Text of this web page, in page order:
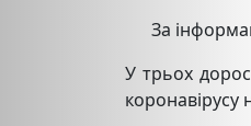
За
У трьох